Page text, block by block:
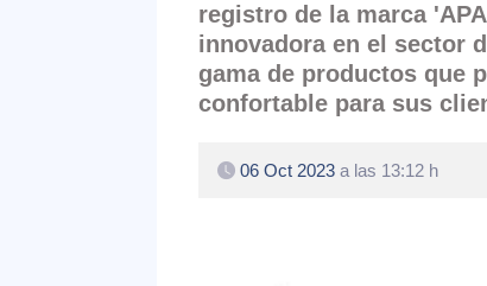
registro de la marca '
innovadora en el sector
gama de productos que
confortable para sus
06 Oct 2023a las 13:12 h